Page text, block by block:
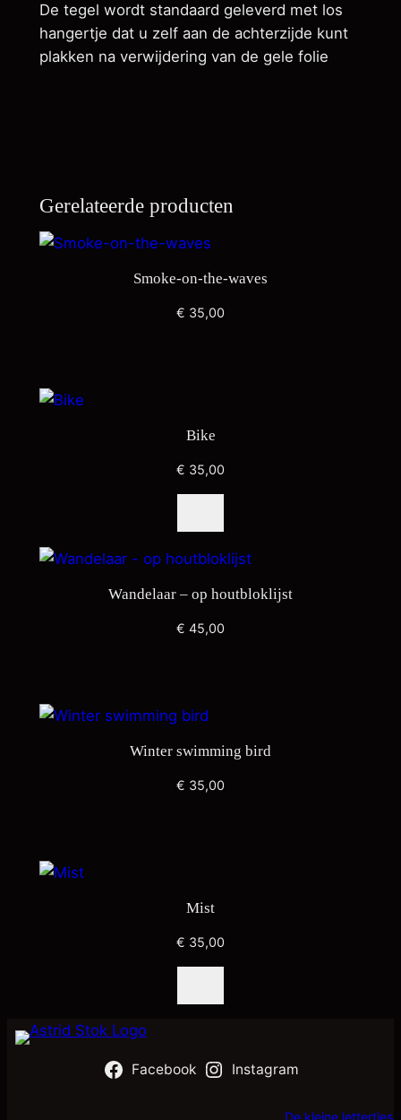
a
a
n
De tegel wordt standaard geleverd met los
hangertje dat u zelf aan de achterzijde kunt
plakken na verwijdering van de gele folie
Gerelateerde producten
Smoke-on-the-waves
€ 35,00
Bike
€ 35,00
Wandelaar – op houtbloklijst
€ 45,00
Winter swimming bird
€ 35,00
Mist
€ 35,00
Facebook Instagram